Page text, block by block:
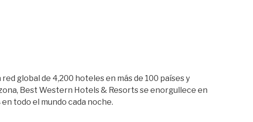
global de 4,200 hoteles en más de 100 países y
Best Western Hotels & Resorts se enorgullece en
en todo el mundo cada noche.